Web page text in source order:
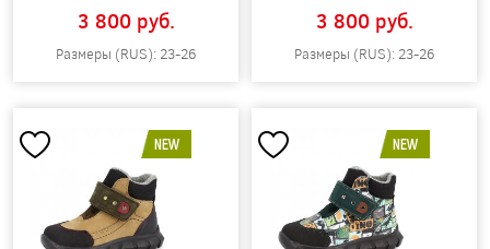
3 800 pуб.
Размеры (RUS): 23-26
3 800 pуб.
Размеры (RUS): 23-26
NEW NEW